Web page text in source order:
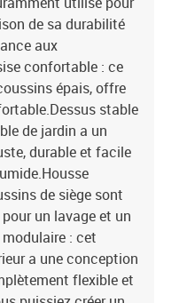
de sa durabilité
aux
confortable : ce
épais, offre
stable
de jardin a un
durable et facile
de siège sont
un lavage et un
: cet
a une conception
flexible et